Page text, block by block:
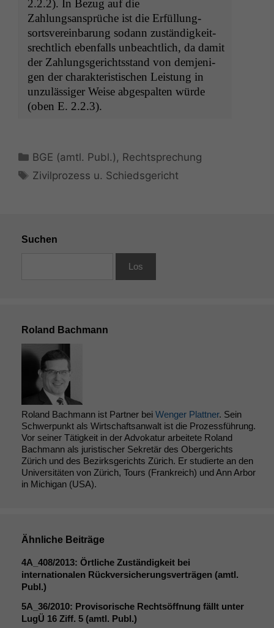
2.2.2). In Bezug auf die
Zahlungsansprüche ist die Erfül­lung­
sortsvere­in­barung sodann zuständigkeit­
srechtlich eben­falls unbeachtlich, da damit
der Zahlungs­gerichts­stand von dem­jeni­
gen der charak­ter­is­tis­chen Leis­tung in
unzuläs­siger Weise abges­pal­ten würde
(oben E. 2.2.3).
Kategorien
BGE (amtl. Publ.) , Rechtsprechung
Schlagwörter
Zivilprozess u. Schiedsgericht
Suchen
Roland Bachmann
Roland Bachmann ist Partner bei Wenger Plattner. Sein
Schwerpunkt als Wirtschaftsanwalt ist die Prozessführung.
Vor seiner Tätigkeit in der Advokatur arbeitete Roland
Bachmann als juristischer Sekretär des Obergerichts
Zürich und des Bezirksgerichts Zürich. Er studierte an den
Universitäten von Zürich, Tours (Frankreich) und Ann Arbor
in Michigan (USA).
Ähnliche Beiträge
4A_408/2013: Örtliche Zuständigkeit bei
internationalen Rückversicherungsverträgen (amtl.
Publ.)
5A_36/2010: Provisorische Rechtsöffnung fällt unter
LugÜ 16 Ziff. 5 (amtl. Publ.)
Notwendige
Cookies
Diese
angezeigt
werden kann.